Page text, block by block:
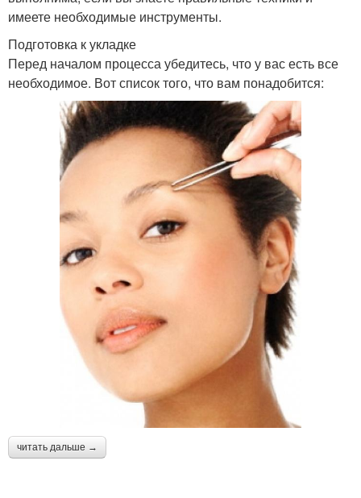
имеете необходимые инструменты.
Подготовка к укладке
Перед началом процесса убедитесь, что у вас есть все
необходимое. Вот список того, что вам понадобится:
читать дальше →